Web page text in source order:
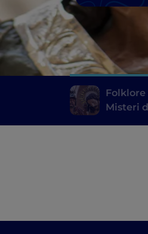
Folklore
Misteri